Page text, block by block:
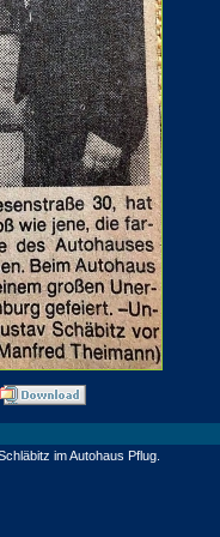
im Autohaus Pflug.